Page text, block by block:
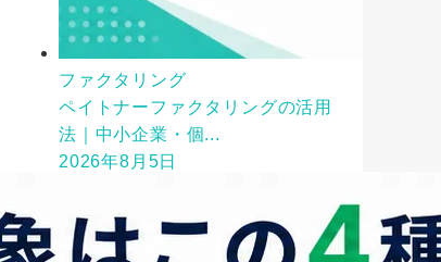
ファクタリング
ペイトナーファクタリングの活用
法｜中小企業・個...
2026年8月5日